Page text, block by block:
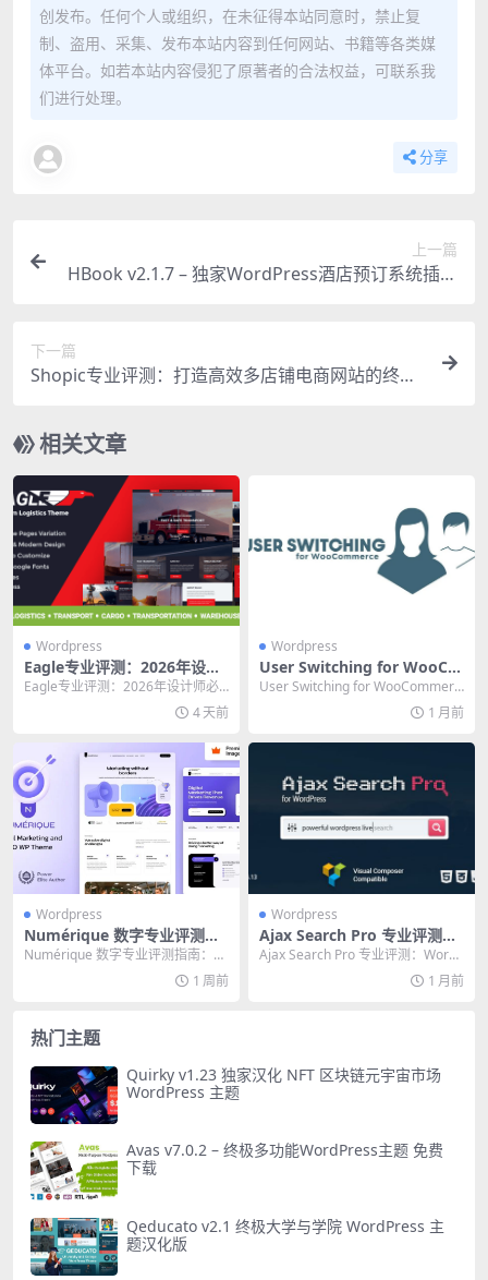
创发布。任何个人或组织，在未征得本站同意时，禁止复
制、盗用、采集、发布本站内容到任何网站、书籍等各类媒
体平台。如若本站内容侵犯了原著者的合法权益，可联系我
们进行处理。
分享
上一篇
HBook v2.1.7 – 独家WordPress酒店预订系统插件
下一篇
Shopic专业评测：打造高效多店铺电商网站的终极
相关文章
Wordpress
Eagle专业评测：2026年设计
师必备的素材管理终极工具
Eagle专业评测：2026年设计师必
备的素材管理终极工具 做设计的朋
4 天前
Wordpress
User Switching for WooCo
mmerce 专业评测：高效用户
User Switching for WooCommerc
1 月前
Wordpress
Numérique 数字专业评测指
南：WordPress 建站的终极
Numérique 数字专业评测指南：W
ordPress 建站的终极选择 在20...
1 周前
Wordpress
Ajax Search Pro 专业评测：
WordPress 站点必备的终极
实时搜索与筛选插件
Ajax Search Pro 专业评测：WordP
ress 站点必备的终极实时...
1 月前
热门主题
Quirky v1.23 独家汉化 NFT 区块链元宇宙市场
WordPress 主题
Avas v7.0.2 – 终极多功能WordPress主题 免费
下载
Qeducato v2.1 终极大学与学院 WordPress 主
题汉化版